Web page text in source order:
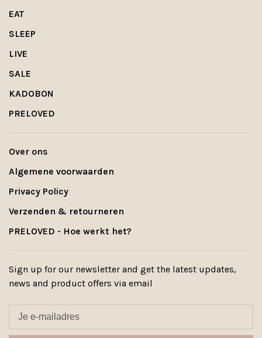
EAT
SLEEP
LIVE
SALE
KADOBON
PRELOVED
Over ons
Algemene voorwaarden
Privacy Policy
Verzenden & retourneren
PRELOVED - Hoe werkt het?
Sign up for our newsletter and get the latest updates,
news and product offers via email